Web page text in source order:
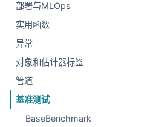
部署与MLOps
实用函数
异常
对象和估计器标签
管道
基准测试
BaseBenchmark